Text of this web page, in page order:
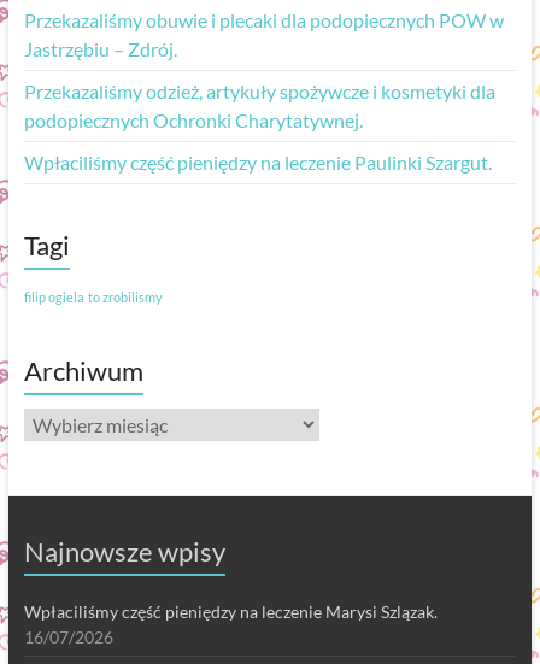
Przekazaliśmy obuwie i plecaki dla podopiecznych POW w
Jastrzębiu – Zdrój.
Przekazaliśmy odzież, artykuły spożywcze i kosmetyki dla
podopiecznych Ochronki Charytatywnej.
Wpłaciliśmy część pieniędzy na leczenie Paulinki Szargut.
Tagi
filip ogiela to zrobilismy
Archiwum
Archiwum
Najnowsze wpisy
Wpłaciliśmy część pieniędzy na leczenie Marysi Szlązak.
16/07/2026